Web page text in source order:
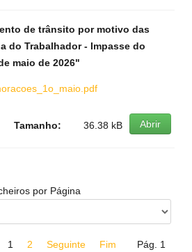
de trânsito por motivo das
do Trabalhador - Impasse do
maio de 2026"
Abrir
Tamanho: 36.38 kB
por Página
1 2 Seguinte Fim Pág. 1